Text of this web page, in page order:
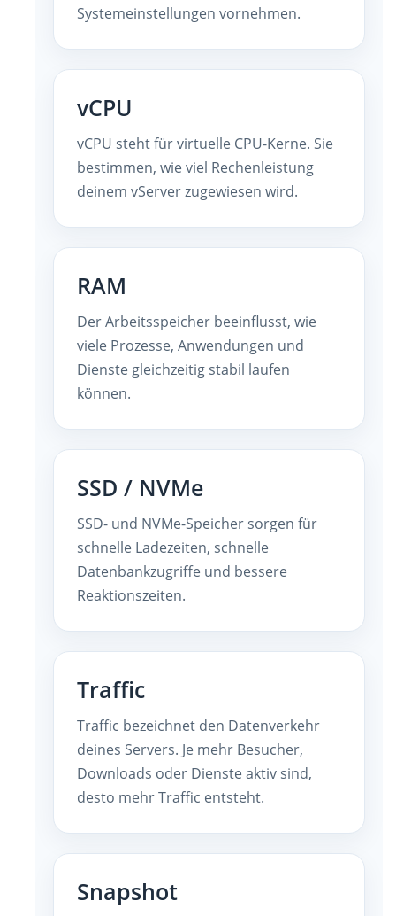
Systemeinstellungen vornehmen.
vCPU
vCPU steht für virtuelle CPU-Kerne. Sie
bestimmen, wie viel Rechenleistung
deinem vServer zugewiesen wird.
RAM
Der Arbeitsspeicher beeinflusst, wie
viele Prozesse, Anwendungen und
Dienste gleichzeitig stabil laufen
können.
SSD / NVMe
SSD- und NVMe-Speicher sorgen für
schnelle Ladezeiten, schnelle
Datenbankzugriffe und bessere
Reaktionszeiten.
Traffic
Traffic bezeichnet den Datenverkehr
deines Servers. Je mehr Besucher,
Downloads oder Dienste aktiv sind,
desto mehr Traffic entsteht.
Snapshot